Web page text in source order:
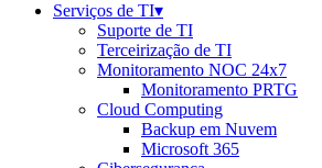
Serviços de TI▾
Suporte de TI
Terceirização de TI
Monitoramento NOC 24x7
Monitoramento PRTG
Cloud Computing
Backup em Nuvem
Microsoft 365